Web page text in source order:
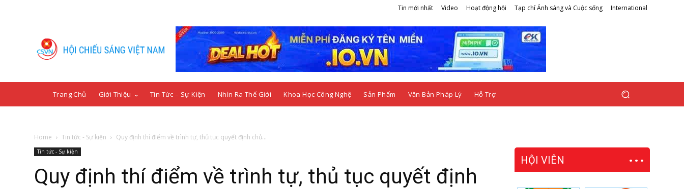
Tin mới nhất Video Hoạt động hội Tạp chí Ánh sáng và Cuộc sống International
Trang Chủ Giới Thiệu Tin Tức – Sự Kiện Nhìn Ra Thế Giới Khoa Học Công Nghệ Sản Phẩm Văn Bản Pháp Lý Hỗ Trợ
Home Tin tức - Sự kiện Quy định thí điểm về trình tự, thủ tục quyết định chủ...
Tin tức - Sự kiện
Quy định thí điểm về trình tự, thủ tục quyết định
HỘI VIÊN